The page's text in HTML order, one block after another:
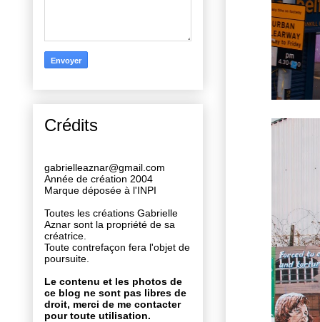
Crédits
gabrielleaznar@gmail.com
Année de création 2004
Marque déposée à l'INPI
Toutes les créations Gabrielle
Aznar sont la propriété de sa
créatrice.
Toute contrefaçon fera l'objet de
poursuite.
Le contenu et les photos de
ce blog ne sont pas libres de
droit, merci de me contacter
pour toute utilisation.